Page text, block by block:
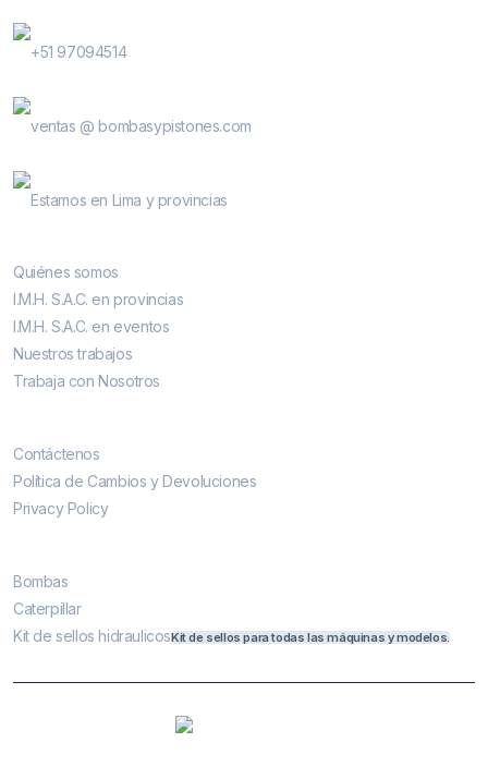
+51 97094514
ventas @ bombasypistones.com
Estamos en Lima y provincias
Quiénes somos
I.M.H. S.A.C. en provincias
I.M.H. S.A.C. en eventos
Nuestros trabajos
Trabaja con Nosotros
Contáctenos
Política de Cambios y Devoluciones
Privacy Policy
Bombas
Caterpillar
Kit de sellos hidraulicosKit de sellos para todas las máquinas y modelos.